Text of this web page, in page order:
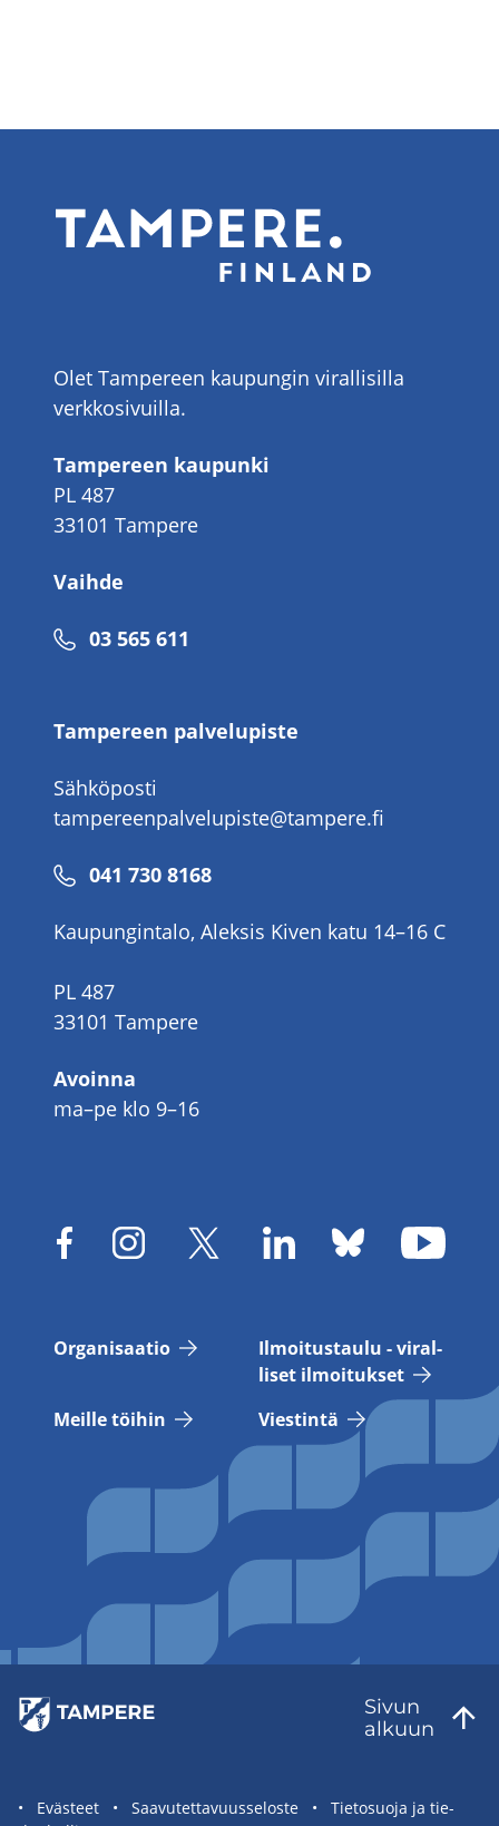
Olet Tampereen kaupungin virallisilla
verkkosivuilla.
Tampereen kaupunki
PL 487
33101 Tampere
Vaihde
Puhelinnumero
03 565 611
Tampereen palvelupiste
Sähköposti
tampereenpalvelupiste@tampere.fi
Puhelinnumero
041 730 8168
Kaupungintalo, Aleksis Kiven katu 14–16 C
PL 487
33101 Tampere
Avoinna
ma–pe klo 9–16
Or­ga­ni­saa­tio
Il­moi­tus­tau­lu - vi­ral­
li­set il­moi­tuk­set
Meil­le töi­hin
Vies­tin­tä
Sivun
al­kuun
Sivuston
Eväs­teet Saa­vu­tet­ta­vuus­se­los­te
Tie­to­suo­ja ja tie­